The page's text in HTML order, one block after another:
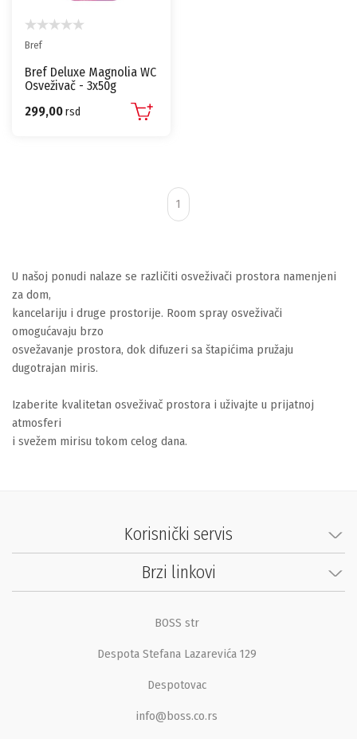
Bref
Bref Deluxe Magnolia WC
Osveživač - 3x50g
299,00rsd
1
U našoj ponudi nalaze se različiti osveživači prostora namenjeni
za dom,
kancelariju i druge prostorije. Room spray osveživači
omogućavaju brzo
osvežavanje prostora, dok difuzeri sa štapićima pružaju
dugotrajan miris.
Izaberite kvalitetan osveživač prostora i uživajte u prijatnoj
atmosferi
i svežem mirisu tokom celog dana.
Korisnički servis
Brzi linkovi
BOSS str
Despota Stefana Lazarevića 129
Despotovac
info@boss.co.rs